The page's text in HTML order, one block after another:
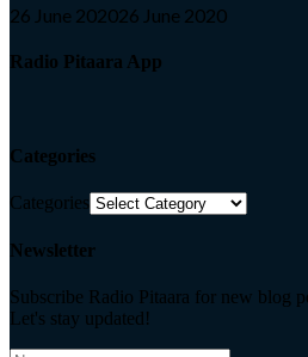
26 June 202026 June 2020
Radio Pitaara App
Categories
Categories
Newsletter
Subscribe Radio Pitaara for new blog
Let's stay updated!